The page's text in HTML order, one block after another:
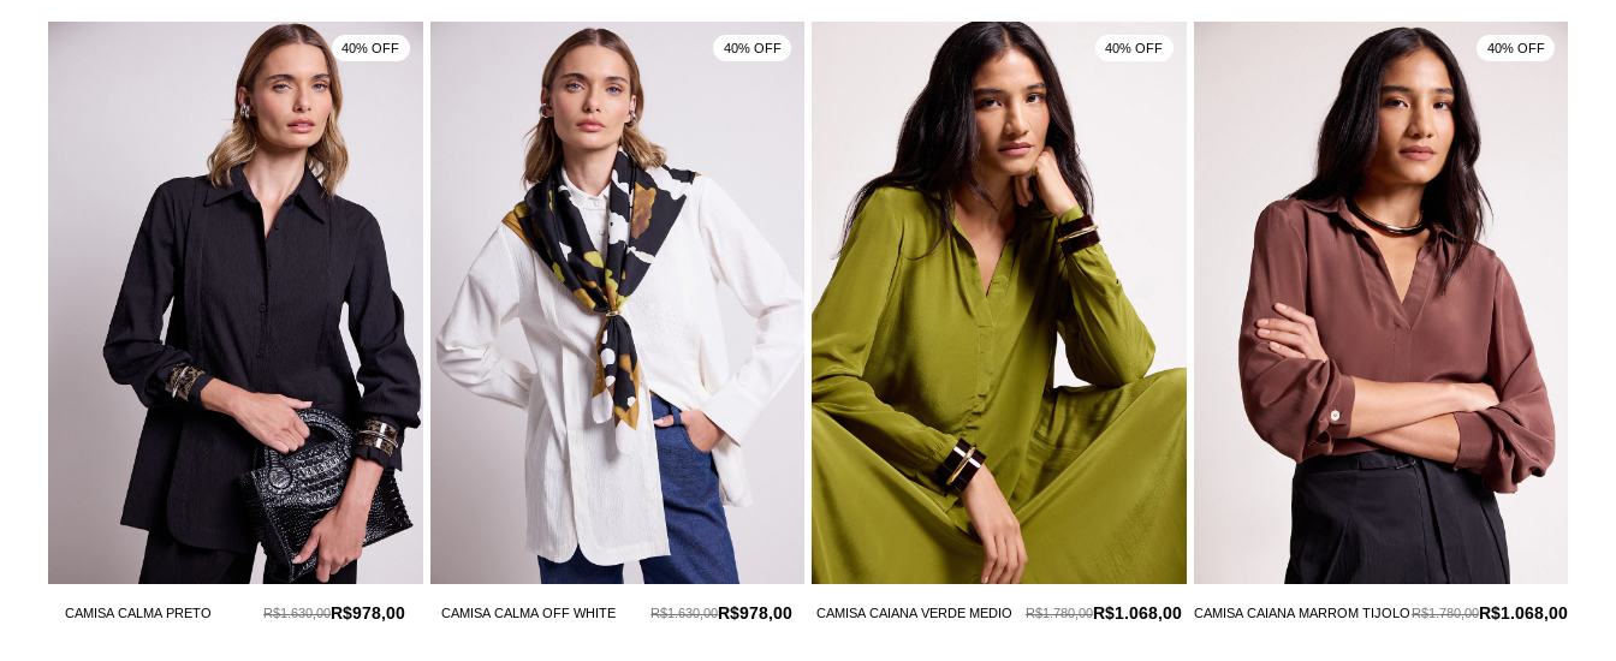
CAMISA CALMA PRETO R$978,00
R$1.630,00
40% OFF
CAMISA CALMA OFF WHITE R$978,00
R$1.630,00
40% OFF
CAMISA CAIANA VERDE MEDIO R$1.068,00
R$1.780,00
40% OFF
CAMISA CAIANA MARROM TIJOLO R$1.068,00
R$1.780,00
40% OFF